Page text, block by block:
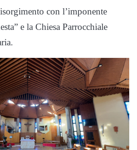
con l’imponente
e la Chiesa Parrocchiale